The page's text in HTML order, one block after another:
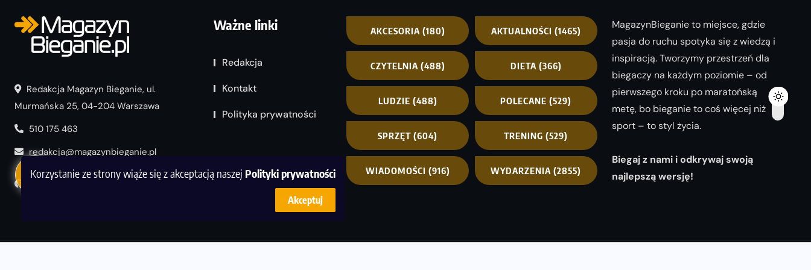
Korzystanie ze strony wiąże się z akceptacją naszej Polityki prywatności
Akceptuj
Redakcja Magazyn Bieganie, ul.
Murmańska 25, 04-204 Warszawa
510 175 463
redakcja@magazynbieganie.pl
Ważne linki
Redakcja
Kontakt
Polityka prywatności
AKCESORIA (180) AKTUALNOŚCI (1465)
CZYTELNIA (488) DIETA (366)
LUDZIE (488) POLECANE (529)
SPRZĘT (604) TRENING (529)
WIADOMOŚCI (916) WYDARZENIA (2855)
MagazynBieganie to miejsce, gdzie
pasja do ruchu spotyka się z wiedzą i
inspiracją. Tworzymy przestrzeń dla
biegaczy na każdym poziomie – od
pierwszego kroku po maratońską
metę, bo bieganie to coś więcej niż
sport – to styl życia.
Biegaj z nami i odkrywaj swoją
najlepszą wersję!